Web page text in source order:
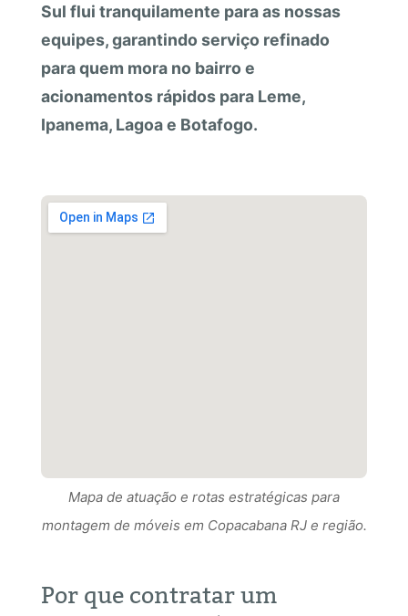
Sul flui tranquilamente para as nossas
equipes, garantindo serviço refinado
para quem mora no bairro e
acionamentos rápidos para Leme,
Ipanema, Lagoa e Botafogo.
Mapa de atuação e rotas estratégicas para
Mapa de atuação e rotas estratégicas para
Mapa de atuação e rotas estratégicas para
montagem de móveis em Copacabana RJ e região.
Por que contratar um